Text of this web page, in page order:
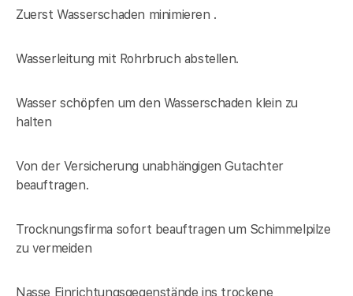
Zuerst Wasserschaden minimieren .
Wasserleitung mit Rohrbruch abstellen.
Wasser schöpfen um den Wasserschaden klein zu
halten
Von der Versicherung unabhängigen Gutachter
beauftragen.
Trocknungsfirma sofort beauftragen um Schimmelpilze
zu vermeiden
Nasse Einrichtungsgegenstände ins trockene